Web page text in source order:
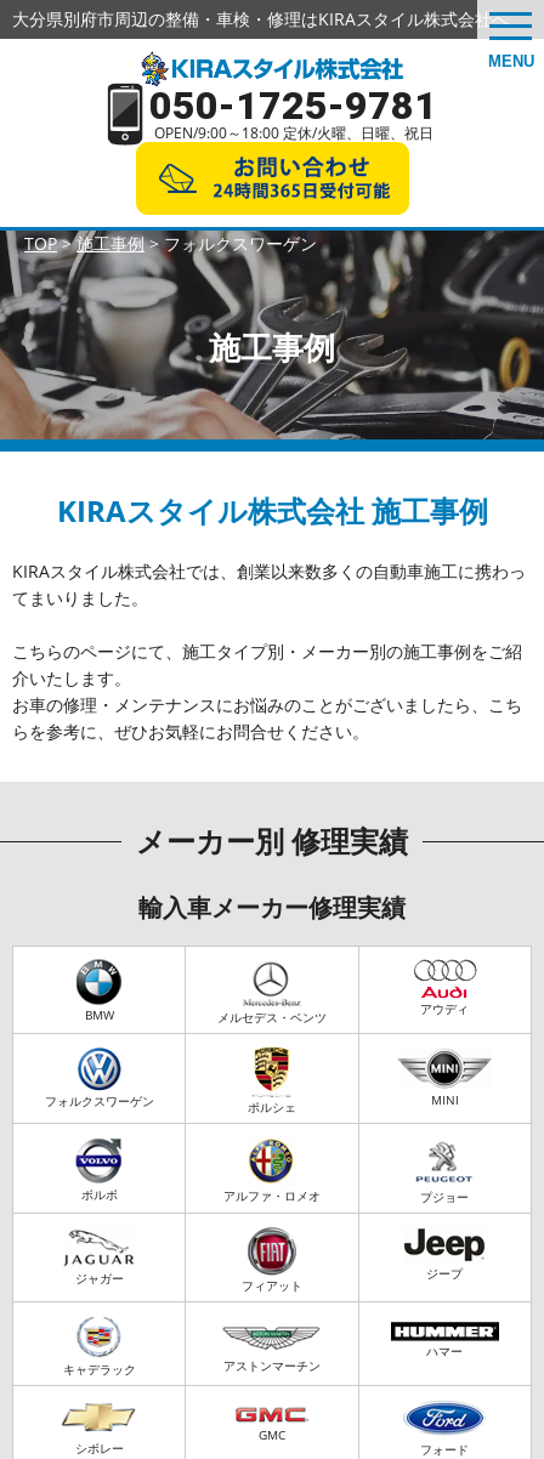
MENU
大分県別府市周辺の整備・車検・修理はKIRAスタイル株式会社へ
050-1725-9781
OPEN/9:00～18:00 定休/火曜、日曜、祝日
TOP>施工事例> フォルクスワーゲン
施工事例
KIRAスタイル株式会社 施工事例
KIRAスタイル株式会社では、創業以来数多くの自動車施工に携わっ
てまいりました。
こちらのページにて、施工タイプ別・メーカー別の施工事例をご紹
介いたします。
お車の修理・メンテナンスにお悩みのことがございましたら、こち
らを参考に、ぜひお気軽にお問合せください。
メーカー別 修理実績
輸入車メーカー修理実績
BMW メルセデス・ベンツ アウディ
フォルクスワーゲン ポルシェ MINI
ボルボ アルファ・ロメオ プジョー
ジャガー フィアット
ジープ
キャデラック アストンマーチン
ハマー
シボレー
GMC
フォード